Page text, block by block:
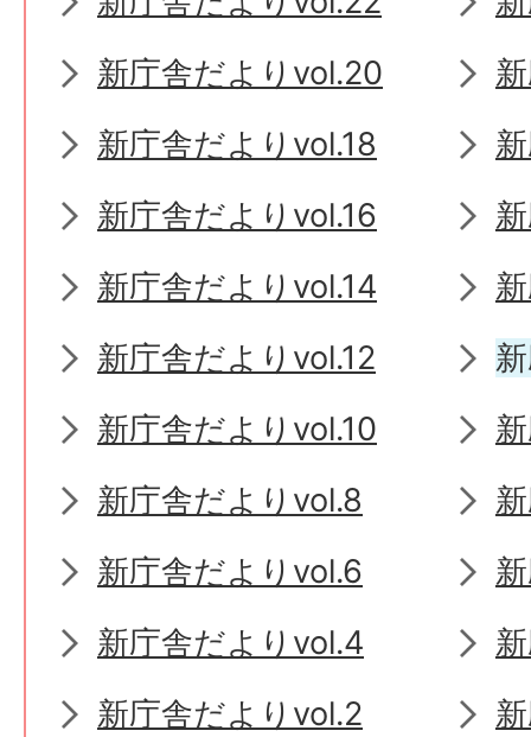
新庁舎だよりvol.20
新庁舎だよりvol.18
新庁舎だよりvol.16
新庁舎だよりvol.14
新庁舎だよりvol.12
新庁舎だよりvol.10
新庁舎だよりvol.8
新庁舎だよりvol.6
新庁舎だよりvol.4
新庁舎だよりvol.2